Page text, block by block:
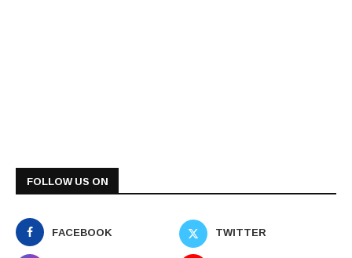
FOLLOW US ON
FACEBOOK
TWITTER